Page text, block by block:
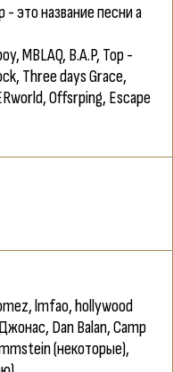
- это название песни а
MBLAQ, B.A.P, Top -
Three days Grace,
Offsrping, Escape
lmfao, hollywood
Dan Balan, Camp
(некоторые),